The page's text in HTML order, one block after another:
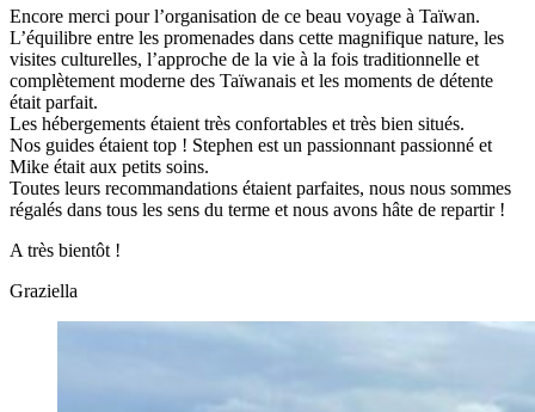
Encore merci pour l’organisation de ce beau voyage à Taïwan.
L’équilibre entre les promenades dans cette magnifique nature, les
visites culturelles, l’approche de la vie à la fois traditionnelle et
complètement moderne des Taïwanais et les moments de détente
était parfait.
Les hébergements étaient très confortables et très bien situés.
Nos guides étaient top ! Stephen est un passionnant passionné et
Mike était aux petits soins.
Toutes leurs recommandations étaient parfaites, nous nous sommes
régalés dans tous les sens du terme et nous avons hâte de repartir !
A très bientôt !
Graziella